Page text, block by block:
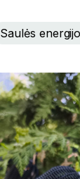
Saulės